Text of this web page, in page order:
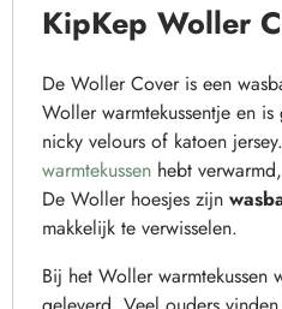
KipKep Woller
De Woller Cover is een
Woller warmtekussentje en
nicky velours of katoen
warmtekussen hebt
De Woller hoesjes zijn
makkelijk te verwisselen.
Bij het Woller warmtekussen